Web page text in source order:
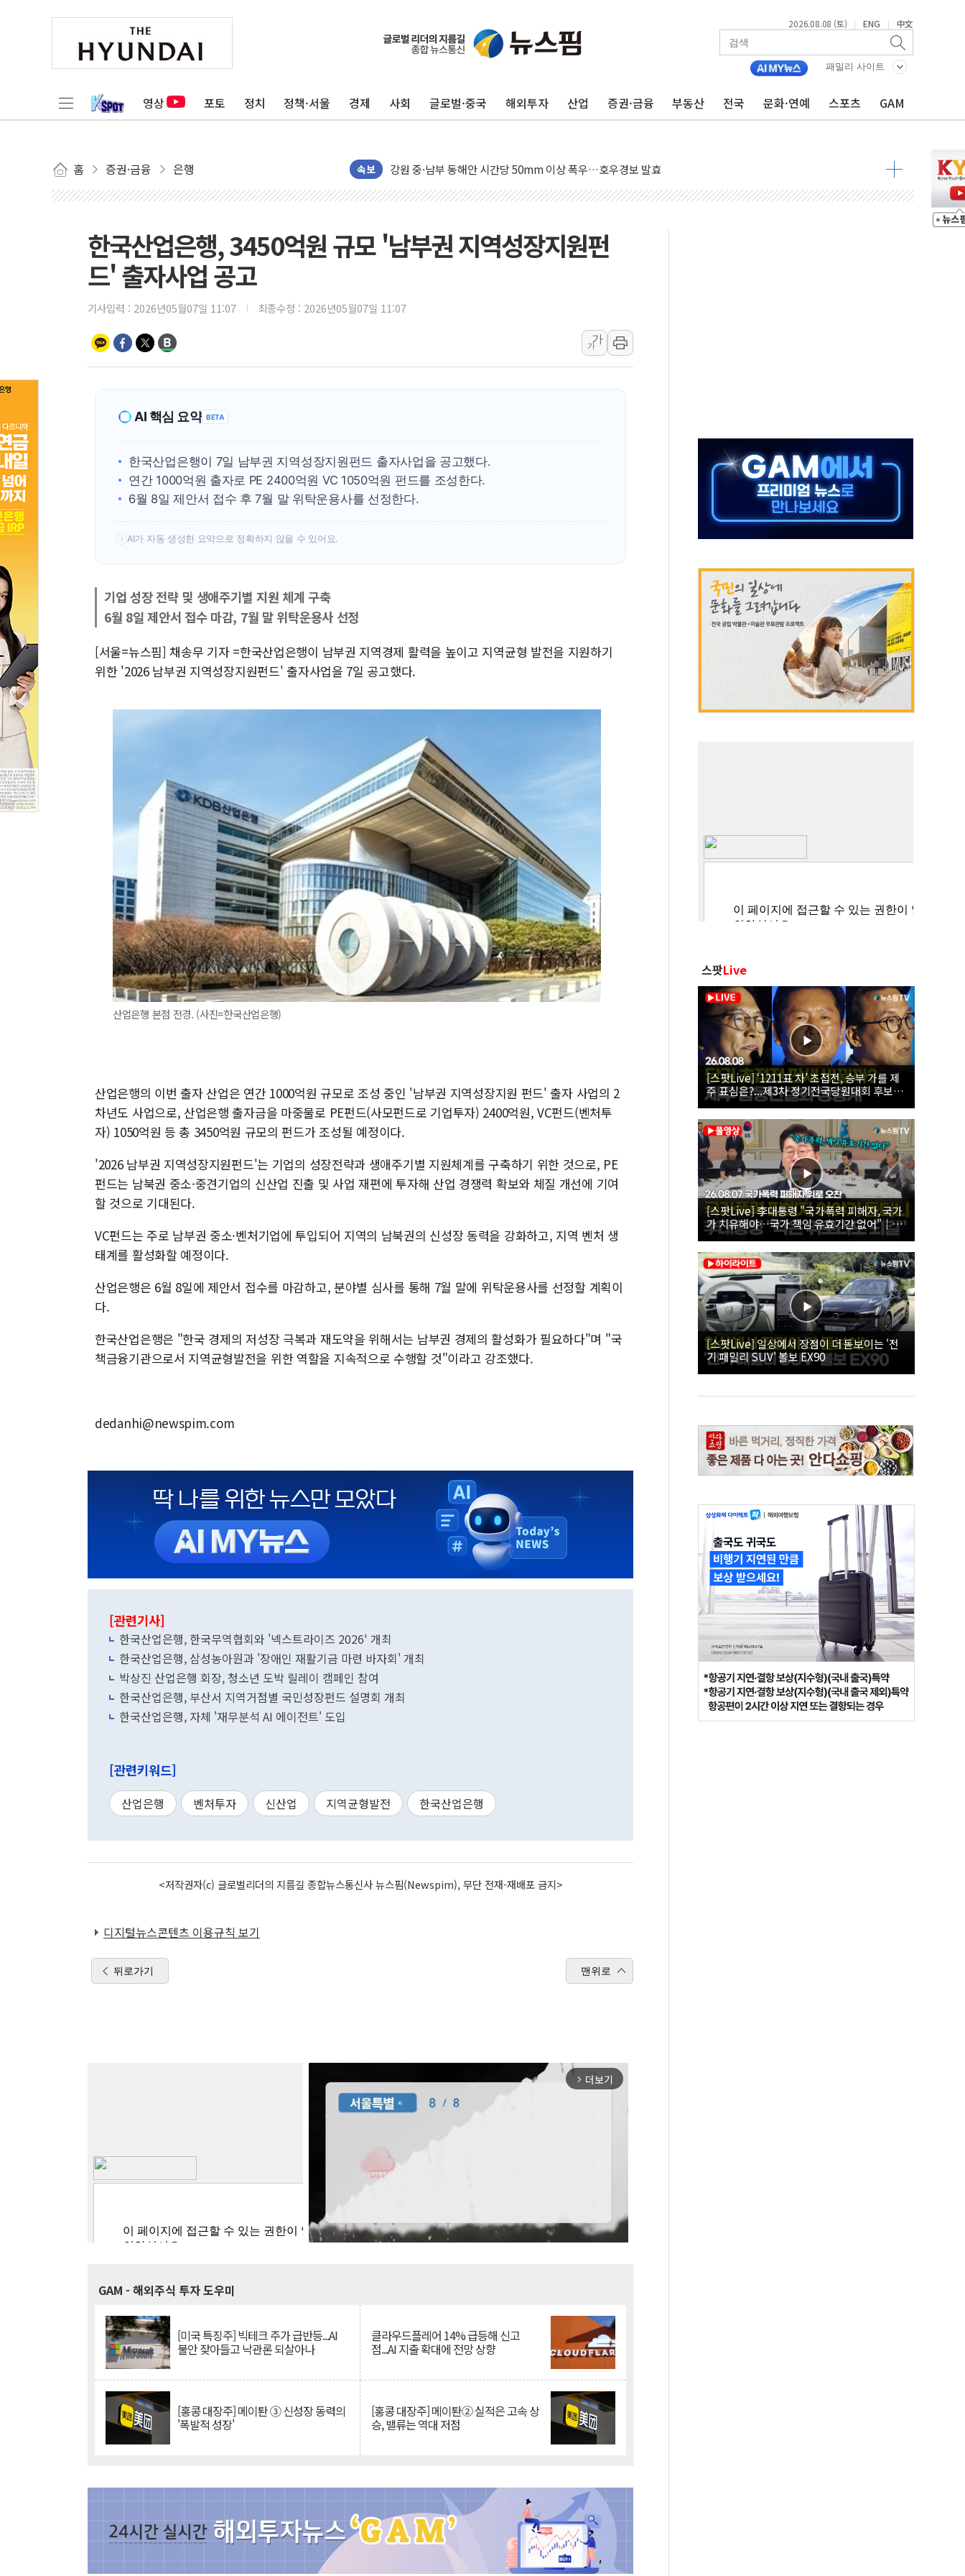
2026.08.08 (토) | ENG | 中文
패밀리 사이트
영상 포토 정치 정책·서울 경제 사회 글로벌·중국 해외투자 산업 증권·금융 부동산 전국 문화·연예 스포츠 GAM
홈 증권·금융 은행 속보
동해중부 전 해상 풍랑주의보…10일까지 최대 3.5m 높은 물결
연일 폭염에 온열질환 사망 23명…정부, 비상대응기구 가동
인제 용대리 계곡서 수위 상승으로 피서객 7명 고립…전원 구조
동해시, 11~14일 '별똥별 멍' 운영…페르세우스 유성우 관측
청양 밭에서 일하던 90대 숨져…온열질환 여부 조사
폭염에 車 운전면허 기능시험 오전 집중 편성…체감온도 38도 넘으면 중단
'호우 특보' 경북 울진 시간당 20~30mm 강한 비...가뭄 해소될 듯
주말 무더위·열대야 지속…내륙 곳곳 소나기
한상협, 업계 개인정보 보안 새판 짠다…'자율규제단체' 타진
민주당, 오늘 제주·인천 경선 발표...김민석 '재역전' vs 정청래 '격차 확대'
한국산업은행, 3450억원 규모 '남부권 지역성장지원펀
드' 출자사업 공고
기사입력 : 2026년05월07일 11:07 최종수정 : 2026년05월07일 11:07
가
가
AI 핵심 요약 BETA
한국산업은행이 7일 남부권 지역성장지원펀드 출자사업을 공고했다.
연간 1000억원 출자로 PE 2400억원 VC 1050억원 펀드를 조성한다.
6월 8일 제안서 접수 후 7월 말 위탁운용사를 선정한다.
! AI가 자동 생성한 요약으로 정확하지 않을 수 있어요.
기업 성장 전략 및 생애주기별 지원 체계 구축
6월 8일 제안서 접수 마감, 7월 말 위탁운용사 선정
[서울=뉴스핌] 채송무 기자 =한국산업은행이 남부권 지역경제 활력을 높이고 지역균형 발전을 지원하기
위한 '2026 남부권 지역성장지원펀드' 출자사업을 7일 공고했다.
산업은행 본점 전경. (사진=한국산업은행)
산업은행의 이번 출자 산업은 연간 1000억원 규모로 조성 중인 '남부권 지역성장지원 펀드' 출자 사업의 2
차년도 사업으로, 산업은행 출자금을 마중물로 PE펀드(사모펀드로 기업투자) 2400억원, VC펀드(벤처투
자) 1050억원 등 총 3450억원 규모의 펀드가 조성될 예정이다.
'2026 남부권 지역성장지원펀드'는 기업의 성장전략과 생애주기별 지원체계를 구축하기 위한 것으로, PE
펀드는 남북권 중소·중견기업의 신산업 진출 및 사업 재편에 투자해 산업 경쟁력 확보와 체질 개선에 기여
할 것으로 기대된다.
VC펀드는 주로 남부권 중소·벤처기업에 투입되어 지역의 남북권의 신성장 동력을 강화하고, 지역 벤처 생
태계를 활성화할 예정이다.
산업은행은 6월 8일에 제안서 접수를 마감하고, 분야별 심사를 통해 7월 말에 위탁운용사를 선정할 계획이
다.
한국산업은행은 "한국 경제의 저성장 극복과 재도약을 위해서는 남부권 경제의 활성화가 필요하다"며 "국
책금융기관으로서 지역균형발전을 위한 역할을 지속적으로 수행할 것"이라고 강조했다.
dedanhi@newspim.com
[관련기사]
한국산업은행, 한국무역협회와 '넥스트라이즈 2026' 개최
한국산업은행, 삼성농아원과 '장애인 재활기금 마련 바자회' 개최
박상진 산업은행 회장, 청소년 도박 릴레이 캠페인 참여
한국산업은행, 부산서 지역거점별 국민성장펀드 설명회 개최
한국산업은행, 자체 '재무분석 AI 에이전트' 도입
[관련키워드]
산업은행 벤처투자 신산업 지역균형발전 한국산업은행
<저작권자(c) 글로벌리더의 지름길 종합뉴스통신사 뉴스핌(Newspim), 무단 전재-재배포 금지>
디지털뉴스콘텐츠 이용규칙 보기
뒤로가기 맨위로
arrow_forward_ios 더보기
GAM - 해외주식 투자 도우미
[미국 특징주] 빅테크 주가 급반등...AI
불안 잦아들고 낙관론 되살아나
클라우드플레어 14% 급등해 신고
점...AI 지출 확대에 전망 상향
[홍콩 대장주] 메이퇀 ③ 신성장 동력의
'폭발적 성장'
[홍콩 대장주] 메이퇀② 실적은 고속 상
승, 밸류는 역대 저점
스팟Live
[스팟Live] ‘1211표 차’ 초접전, 승부 가를 제
주 표심은?...제3차 정기전국당원대회 후보자
제주 합동연설회 생중계 | 26.08.08
[스팟Live] 李대통령 "국가폭력 피해자, 국가
가 치유해야…국가 책임 유효기간 없어"｜
26.08.07 국가폭력 피해자 위로 오찬
[스팟Live] 일상에서 장점이 더 돋보이는 '전
기 패밀리 SUV' 볼보 EX90